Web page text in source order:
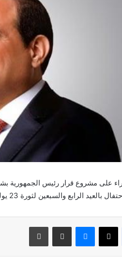
على مشروع قرار رئيس الجمهورية
الرابع والسبعين لثورة 23 يوليو 1952.
فيسبوك X ماسنجر مشاركة عبر البريد طباعة